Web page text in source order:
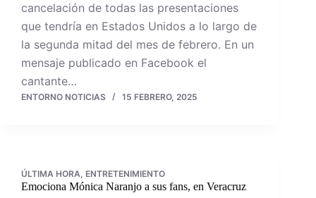
cancelación de todas las presentaciones
que tendría en Estados Unidos a lo largo de
la segunda mitad del mes de febrero. En un
mensaje publicado en Facebook el
cantante…
ENTORNO NOTICIAS 15 FEBRERO, 2025
ÚLTIMA HORA, ENTRETENIMIENTO
Emociona Mónica Naranjo a sus fans, en Veracruz